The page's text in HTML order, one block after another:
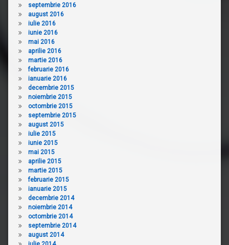
septembrie 2016
august 2016
iulie 2016
iunie 2016
mai 2016
aprilie 2016
martie 2016
februarie 2016
ianuarie 2016
decembrie 2015
noiembrie 2015
octombrie 2015
septembrie 2015
august 2015
iulie 2015
iunie 2015
mai 2015
aprilie 2015
martie 2015
februarie 2015
ianuarie 2015
decembrie 2014
noiembrie 2014
octombrie 2014
septembrie 2014
august 2014